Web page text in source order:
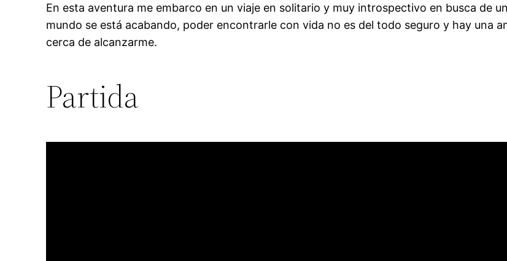
En esta aventura me embarco en un viaje en solitario y muy introspectivo en busca de
mundo se está acabando, poder encontrarle con vida no es del todo seguro y hay una
cerca de alcanzarme.
Partida